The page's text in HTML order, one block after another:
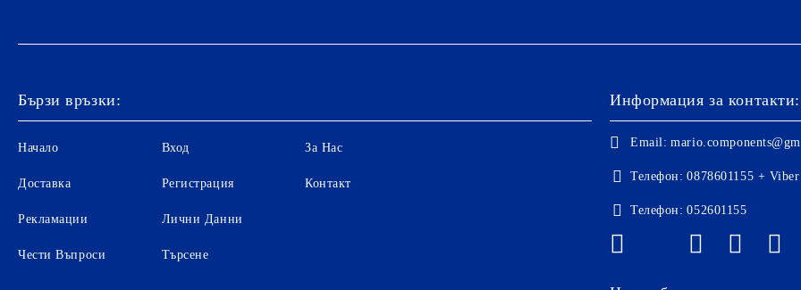
Бързи връзки:
Начало
Доставка
Рекламации
Чести Въпроси
Вход
Регистрация
Лични Данни
Търсене
За Нас
Контакт
Информация за контакти:
Email:
Телефон: 0878601155 + Viber
Телефон: 052601155